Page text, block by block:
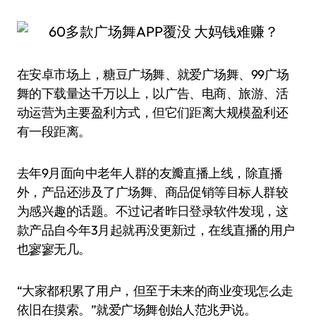
在安卓市场上，糖豆广场舞、就爱广场舞、99广场
舞的下载量达千万以上，以广告、电商、旅游、活
动运营为主要盈利方式，但它们距离大规模盈利还
有一段距离。
去年9月面向中老年人群的友瓣直播上线，除直播
外，产品还涉及了广场舞、商品促销等目标人群较
为感兴趣的话题。不过记者昨日登录软件发现，这
款产品自今年3月起就再没更新过，在线直播的用户
也寥寥无几。
“大家都积累了用户，但至于未来的商业变现怎么走
依旧在摸索。”就爱广场舞创始人范兆尹说。